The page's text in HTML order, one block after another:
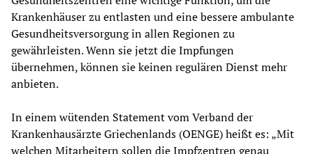
Krankenhäuser zu entlasten und eine bessere ambulante
Gesundheitsversorgung in allen Regionen zu
gewährleisten. Wenn sie jetzt die Impfungen
übernehmen, können sie keinen regulären Dienst mehr
anbieten.
In einem wütenden Statement vom Verband der
Krankenhausärzte Griechenlands (OENGE) heißt es: „Mit
welchen Mitarbeitern sollen die Impfzentren genau